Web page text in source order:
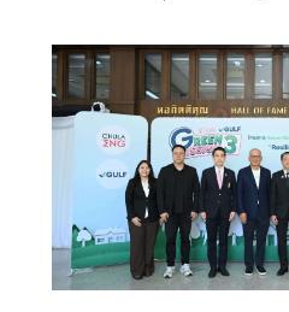
ปรากฏการณ์ให้วงการฟุตบอลอีก
อินฟลูเอ็นเซอร์ชื่อดังมาฟาดแข้
ชัยนาท ฮอร์นบิล , องค์การบริหา
โรงเรียนองค์การบริหารส่วนจังหวั
บันดาลใจให้เยาวชนและร่วมปลุ
มาคึกคักอีกครั้ง